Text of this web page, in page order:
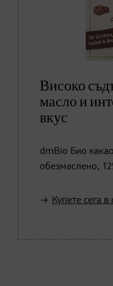
Високо
масло и
вкус
dmBio Био
обезмаслено,
Купете сега